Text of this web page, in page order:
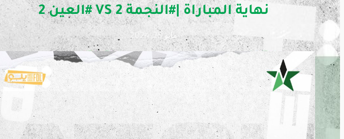
نهاية المباراة |#النجمة 2 VS #العين 2
مايو 28, 2024